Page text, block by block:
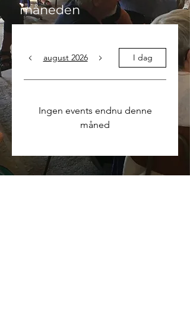
måneden
august 2026 I dag
Ingen events endnu denne
måned